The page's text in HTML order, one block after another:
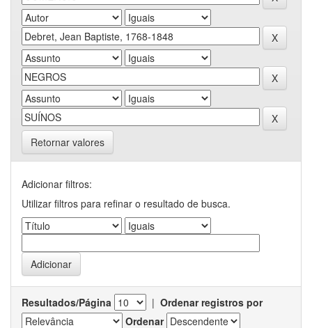
Retornar valores
Adicionar filtros:
Utilizar filtros para refinar o resultado de busca.
Resultados/Página | Ordenar registros por
Ordenar